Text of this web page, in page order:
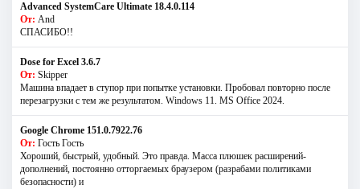
Advanced SystemCare Ultimate 18.4.0.114
От: And
СПАСИБО!!
Dose for Excel 3.6.7
От: Skipper
Машина впадает в ступор при попытке установки. Пробовал повторно после
перезагрузки с тем же результатом. Windows 11. MS Offiсe 2024.
Google Chrome 151.0.7922.76
От: Гость Гость
Хороший, быстрый, удобный. Это правда. Масса плюшек расширений-
дополнений, постоянно отторгаемых браузером (разрабами политиками
безопасности) и